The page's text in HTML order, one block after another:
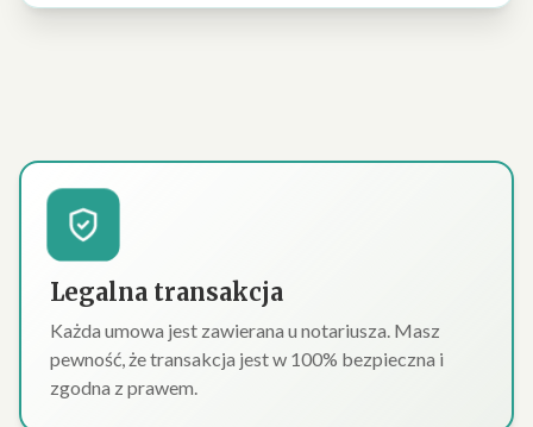
Legalna transakcja
Każda umowa jest zawierana u notariusza. Masz
pewność, że transakcja jest w 100% bezpieczna i
zgodna z prawem.